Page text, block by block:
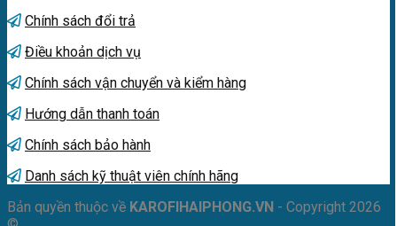
Chính sách đổi trả
Điều khoản dịch vụ
Chính sách vận chuyển và kiểm hàng
Hướng dẫn thanh toán
Chính sách bảo hành
Danh sách kỹ thuật viên chính hãng
Bản quyền thuộc về KAROFIHAIPHONG.VN - Copyright 2026